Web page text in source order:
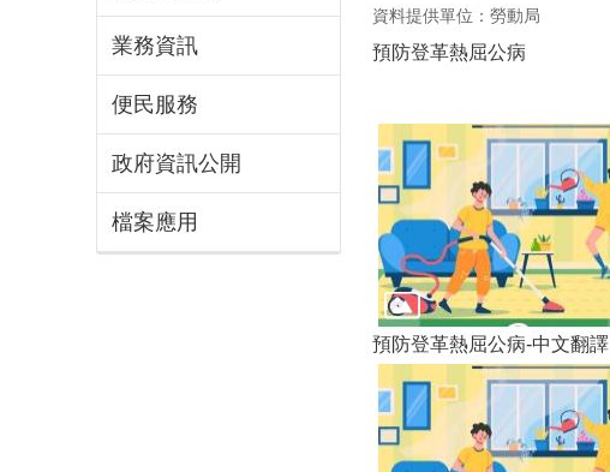
業務資訊
便民服務
政府資訊公開
檔案應用
資料提供單位：勞動局
預防登革熱屈公病
預防登革熱屈公病-中文翻譯